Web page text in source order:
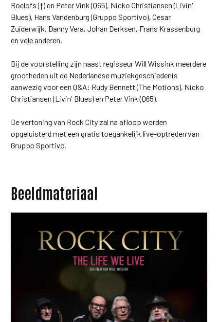
Roelofs (†) en Peter Vink (Q65), Nicko Christiansen (Livin'
Blues), Hans Vandenburg (Gruppo Sportivo), Cesar
Zuiderwijk, Danny Vera, Johan Derksen, Frans Krassenburg
en vele anderen.
Bij de voorstelling zijn naast regisseur Will Wissink meerdere
grootheden uit de Nederlandse muziekgeschiedenis
aanwezig voor een Q&A: Rudy Bennett (The Motions), Nicko
Christiansen (Livin' Blues) en Peter Vink (Q65).
De vertoning van Rock City zal na afloop worden
opgeluisterd met een gratis toegankelijk live-optreden van
Gruppo Sportivo.
Beeldmateriaal